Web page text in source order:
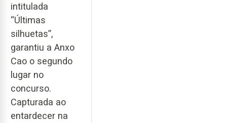
intitulada
“Últimas
silhuetas”,
garantiu a Anxo
Cao o segundo
lugar no
concurso.
Capturada ao
entardecer na